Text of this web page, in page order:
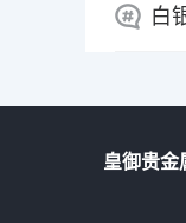
白
皇御贵金